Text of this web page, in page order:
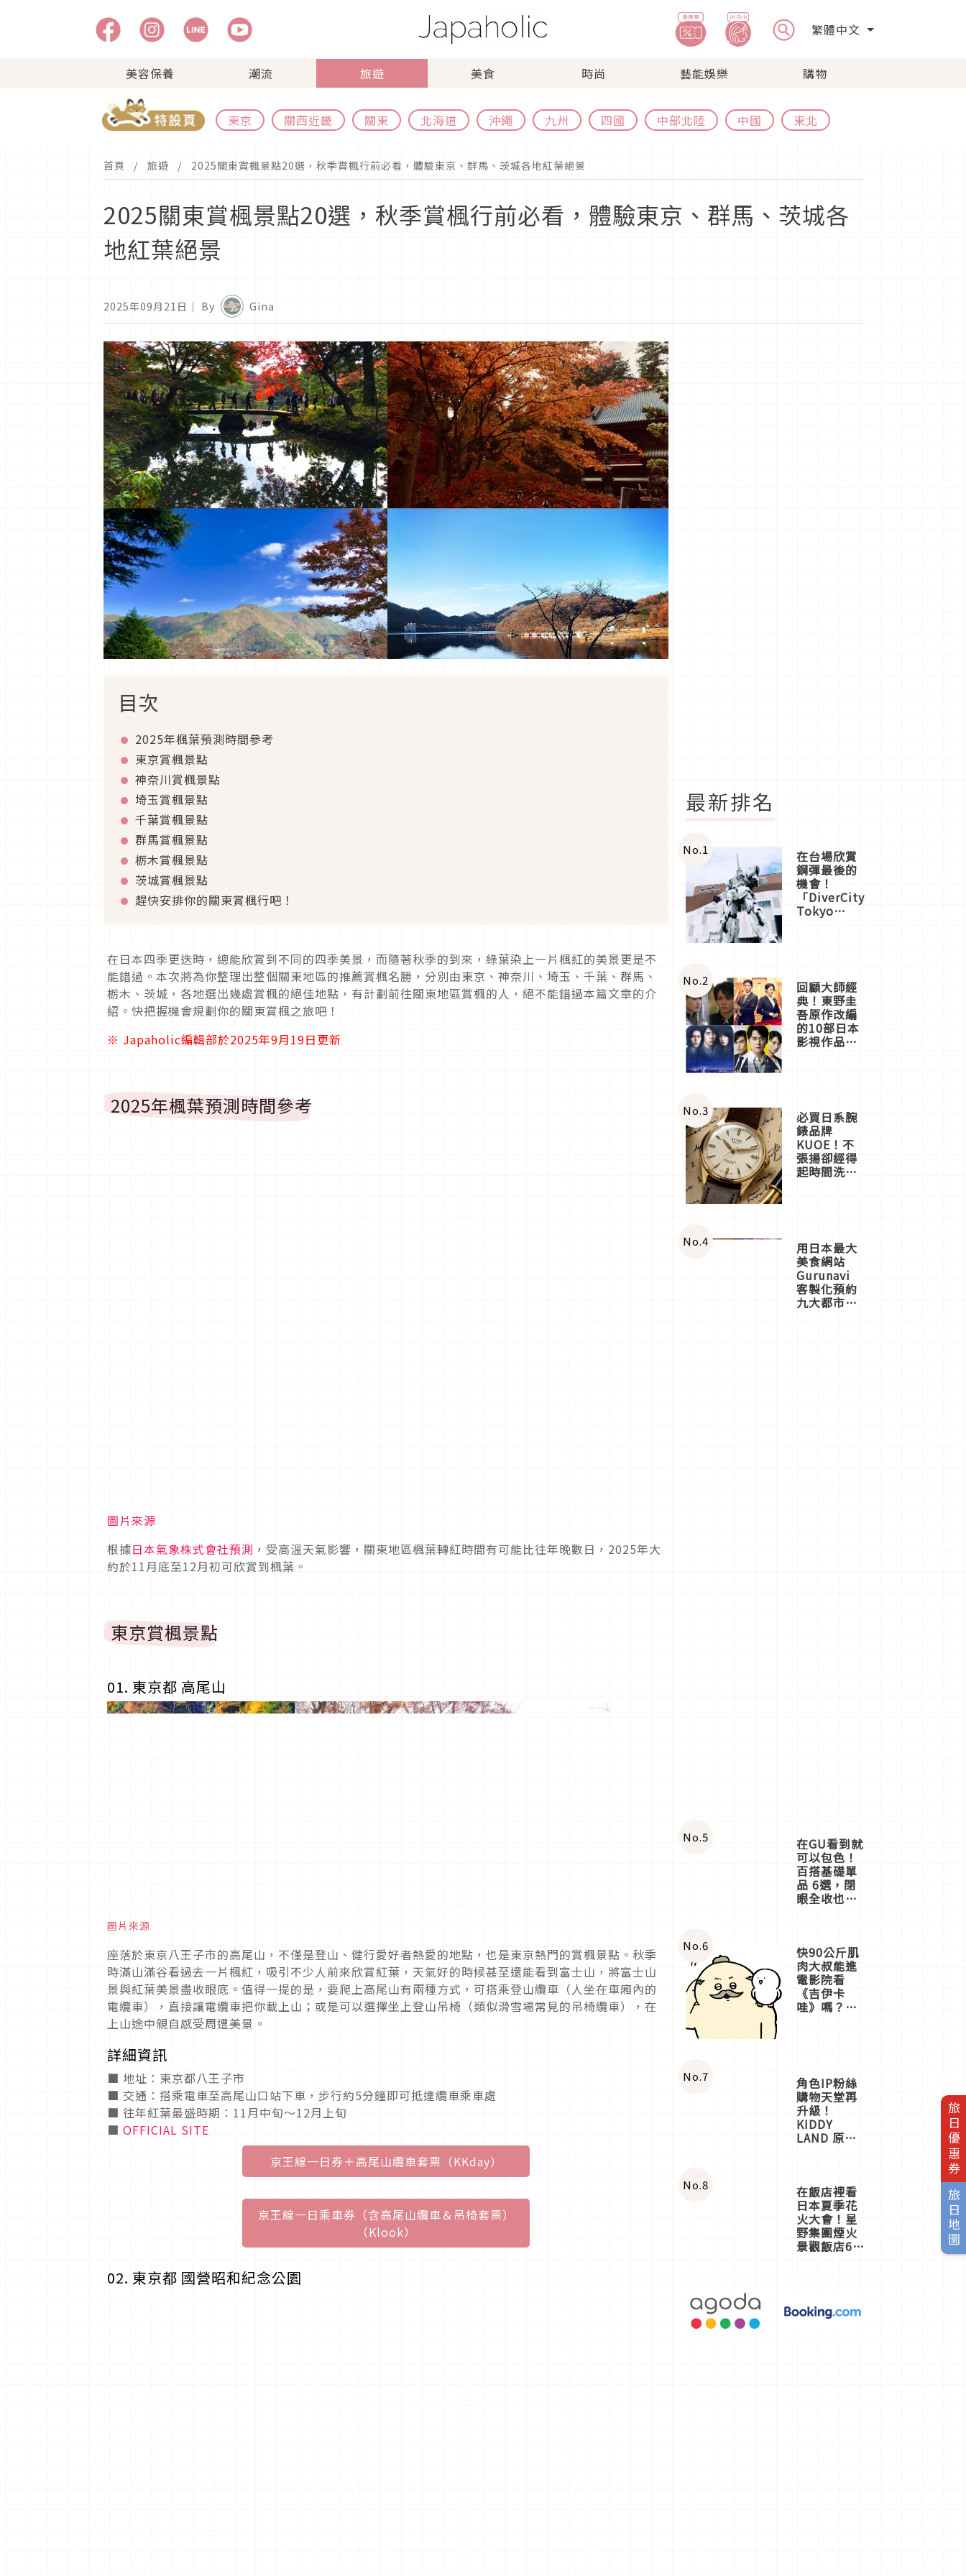
繁體中文
美容保養 潮流 旅遊 美食 時尚 藝能娛樂 購物
東京 關西近畿 關東 北海道 沖繩 九州 四國 中部北陸 中國 東北
旅日優惠券
旅日地圖
首頁 旅遊 2025關東賞楓景點20選，秋季賞楓行前必看，體驗東京、群馬、茨城各地紅葉絕景
2025關東賞楓景點20選，秋季賞楓行前必看，體驗東京、群馬、茨城各
地紅葉絕景
2025年09月21日 ｜ By Gina
目次
2025年楓葉預測時間參考
東京賞楓景點
神奈川賞楓景點
埼玉賞楓景點
千葉賞楓景點
群馬賞楓景點
栃木賞楓景點
茨城賞楓景點
趕快安排你的關東賞楓行吧！
在日本四季更迭時，總能欣賞到不同的四季美景，而隨著秋季的到來，綠葉染上一片楓紅的美景更是不
能錯過。本次將為你整理出整個關東地區的推薦賞楓名勝，分別由東京、神奈川、埼玉、千葉、群馬、
栃木、茨城，各地選出幾處賞楓的絕佳地點，有計劃前往關東地區賞楓的人，絕不能錯過本篇文章的介
紹。快把握機會規劃你的關東賞楓之旅吧！
※ Japaholic編輯部於2025年9月19日更新
2025年楓葉預測時間參考
圖片來源
根據日本氣象株式會社預測 ，受高溫天氣影響，關東地區楓葉轉紅時間有可能比往年晚數日，2025年大
約於11月底至12月初可欣賞到楓葉。
東京賞楓景點
01. 東京都 高尾山
圖片來源
座落於東京八王子市的高尾山，不僅是登山、健行愛好者熱愛的地點，也是東京熱門的賞楓景點。秋季
時滿山滿谷看過去一片楓紅，吸引不少人前來欣賞紅葉，天氣好的時候甚至還能看到富士山，將富士山
景與紅葉美景盡收眼底。值得一提的是，要爬上高尾山有兩種方式，可搭乘登山纜車（人坐在車廂內的
電纜車），直接讓電纜車把你載上山；或是可以選擇坐上登山吊椅（類似滑雪場常見的吊椅纜車），在
上山途中親自感受周遭美景。
詳細資訊
■ 地址：東京都八王子市
■ 交通：搭乘電車至高尾山口站下車，步行約5分鐘即可抵達纜車乘車處
■ 往年紅葉最盛時期：11月中旬～12月上旬
■ OFFICIAL SITE
京王線一日券＋高尾山纜車套票（KKday）
京王線一日乘車券（含高尾山纜車＆吊椅套票）
（Klook）
02. 東京都 國營昭和紀念公園
最新排名
No.1 在台場欣賞
鋼彈最後的
機會！
「DiverCity
Tokyo
體驗
No.2 回顧大師經
典！東野圭
吾原作改編
的10部日本
影視作品推
No.3 必買日系腕
錶品牌
KUOE！不
張揚卻經得
起時間洗鍊
No.4 用日本最大
美食網站
Gurunavi
客製化預約
九大都市餐
No.5 在GU看到就
可以包色！
百搭基礎單
品 6選，閉
眼全收也不
No.6 快90公斤肌
肉大叔能進
電影院看
《吉伊卡
哇》嗎？日
一同給出了
答案
No.7 角色IP粉絲
購物天堂再
升級！
KIDDY
LAND 原宿
OMOKADO
店3分即達
No.8 在飯店裡看
日本夏季花
火大會！星
野集團煙火
景觀飯店6